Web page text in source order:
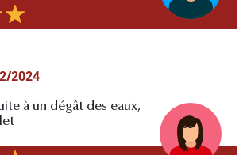
2024
à un dégât des eaux,